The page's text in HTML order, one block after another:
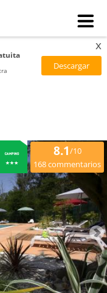
x
8.1/10
168commentarios